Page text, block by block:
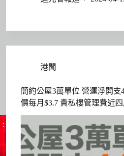
港聞
簡約公屋3萬單位 營運淨開支
價每月$3.7 貴私樓管理費近